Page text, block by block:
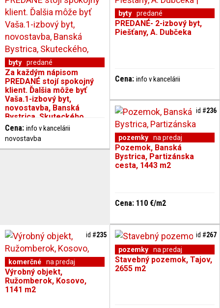
byty predané
Za každým nápisom
PREDANÉ stojí spokojný
klient. Ďalšia môže byť
Vaša.1-izbový byt,
novostavba, Banská
Bystrica, Skuteckého,
39 m2
Cena: info v kancelárii
novostavba
byty predané
PREDANÉ- 2-izbový byt,
Piešťany, A. Dubčeka
Cena: info v kancelárii
pozemky na predaj
Pozemok, Banská
Bystrica, Partizánska
cesta, 1443 m2
Cena: 110 €/m2
id #236
komerčné na predaj
Výrobný objekt,
Ružomberok, Kosovo,
1141 m2
id #235
pozemky
na predaj
Stavebný pozemok, Tajov,
2655 m2
id #267